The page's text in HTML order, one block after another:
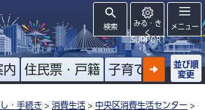
検索
みる・き
く
SUPPORT
メニュー
内 住民票・戸籍 子育て 高齢者
並び順
変更
・手続き > 消費生活 > 中央区消費生活センター >